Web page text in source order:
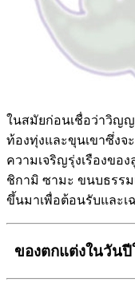
ในสมัยก่อนเชื่อว่าวิญ
ท้องทุ่งและขุนเขาซึ่งจ
ความเจริญรุ่งเรืองขอ
ชิกามิ ซามะ ขนบธรรม
ขึ้นมาเพื่อต้อนรับและเ
ของตกแต่งในวันปี